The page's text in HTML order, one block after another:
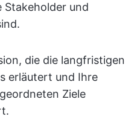
und
die die langfristigen
erläutert und Ihre
Ziele